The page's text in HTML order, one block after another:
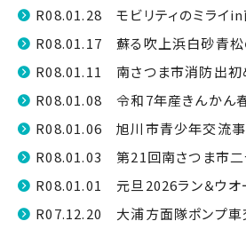
R08.01.28 モビリティのミライin
R08.01.17 蘇る吹上浜白砂青松
R08.01.11 南さつま市消防出初
R08.01.08 令和7年産きんかん
R08.01.06 旭川市青少年交流
R08.01.03 第21回南さつま市二
R08.01.01 元旦2026ラン＆ウオ
R07.12.20 大浦方面隊ポンプ車